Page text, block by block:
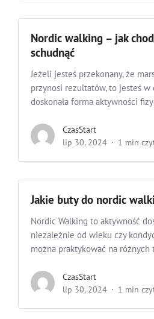
Nordic walking – jak
schudnąć
Jeżeli jesteś przekonany, że
przynosi rezultatów, to jesteś w
doskonała forma aktywności
CzasStart
lip 30, 2024
1 min
Jakie buty do nordic
Nordic Walking to aktywność
niezależnie od wieku czy
można praktykować na różnych
CzasStart
lip 30, 2024
1 min